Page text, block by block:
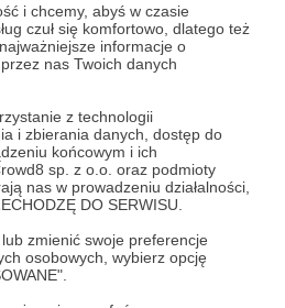
i chcemy, abyś w czasie
czuł się komfortowo, dlatego też
informacje o
nas Twoich danych
z technologii
i zbierania danych, dostęp do
końcowym i ich
sp. z o.o. oraz podmioty
nas w prowadzeniu działalności,
DO SERWISU.
zmienić swoje preferencje
osobowych, wybierz opcję
running man
i decyduj o tym, czego
: Quizlet, Online Lesson i
: Ty decydujesz o treściach